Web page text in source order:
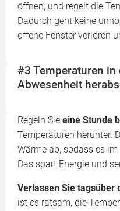
öffnen, und regelt die
Dadurch geht keine
offene Fenster verloren
#3 Temperaturen in
Abwesenheit
Regeln Sie eine Stunde
Temperaturen herunter.
Wärme ab, sodass es
Das spart Energie und
Verlassen Sie tagsüber
ist es ratsam, die